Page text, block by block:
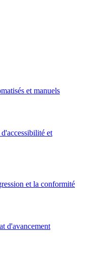
et manuels
et
et la conformité
d'avancement